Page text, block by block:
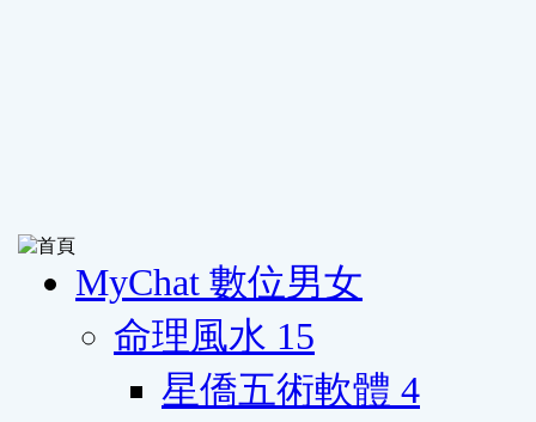
MyChat 數位男女
命理風水 15
星僑五術軟體 4